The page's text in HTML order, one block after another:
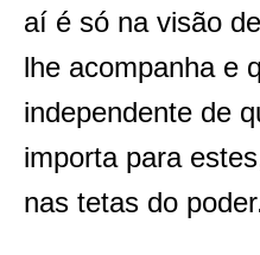
aí é só na visão
lhe acompanha e
independente de
importa para
nas tetas do